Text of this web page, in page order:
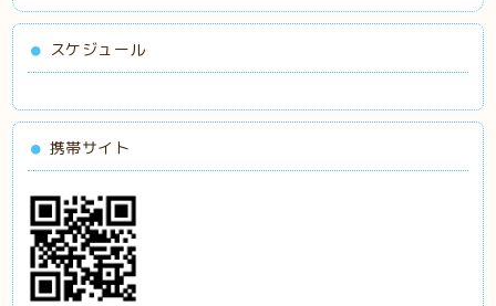
スケジュール
携帯サイト